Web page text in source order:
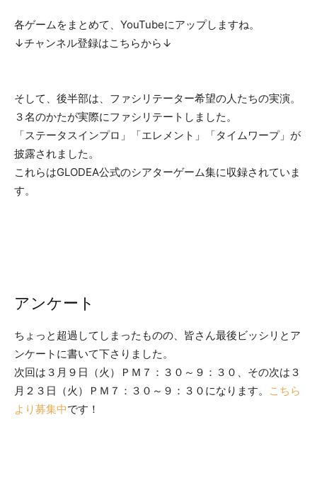
各ゲームをまとめて、YouTubeにアップしますね。
↓チャンネル登録はこちらから↓
そして、後半部は、ファシリテーター希望の人たちの実演。
３名のかたが実際にファシリテートしました。
「ステータスインプロ」「エレメント」「タイムワープ」が
披露されました。
これらはGLODEA公式のシアターゲーム集に収録されていま
す。
アンケート
ちょっと超過してしまったものの、皆さん最後ビッシリとア
ンケートに書いて下さりました。
次回は３月９日（火）ＰＭ７：３０～９：３０、その次は３
月２３日（火）ＰＭ７：３０～９：３０になります。
こちら
より募集中です！